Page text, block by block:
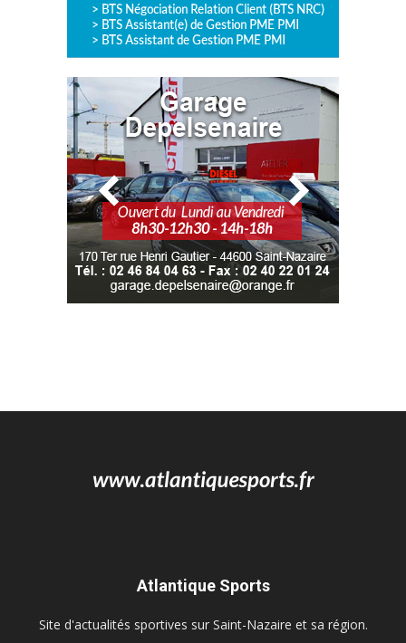
Atlantique Sports
Site d'actualités sportives sur Saint-Nazaire et sa région.